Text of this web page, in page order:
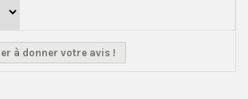
à donner votre avis !